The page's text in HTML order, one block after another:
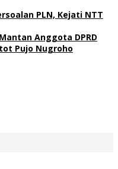
PLN, Kejati NTT
Anggota DPRD
Pujo Nugroho